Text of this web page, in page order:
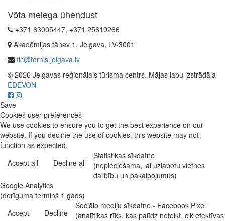
Võta meiega ühendust
+371 63005447, +371 25619266
Akadēmijas tänav 1, Jelgava, LV-3001
tic@tornis.jelgava.lv
© 2026 Jelgavas reģionālais tūrisma centrs. Mājas lapu izstrādāja
EDEVON
Save
Cookies user preferences
We use cookies to ensure you to get the best experience on our
website. If you decline the use of cookies, this website may not
function as expected.
Accept all
Decline all
Statistikas sīkdatne
(nepieciešama, lai uzlabotu vietnes
darbību un pakalpojumus)
Google Analytics
(derīguma termiņš 1 gads)
Accept
Decline
Sociālo mediju sīkdatne - Facebook Pixel
(analītikas rīks, kas palīdz noteikt, cik efektīvas